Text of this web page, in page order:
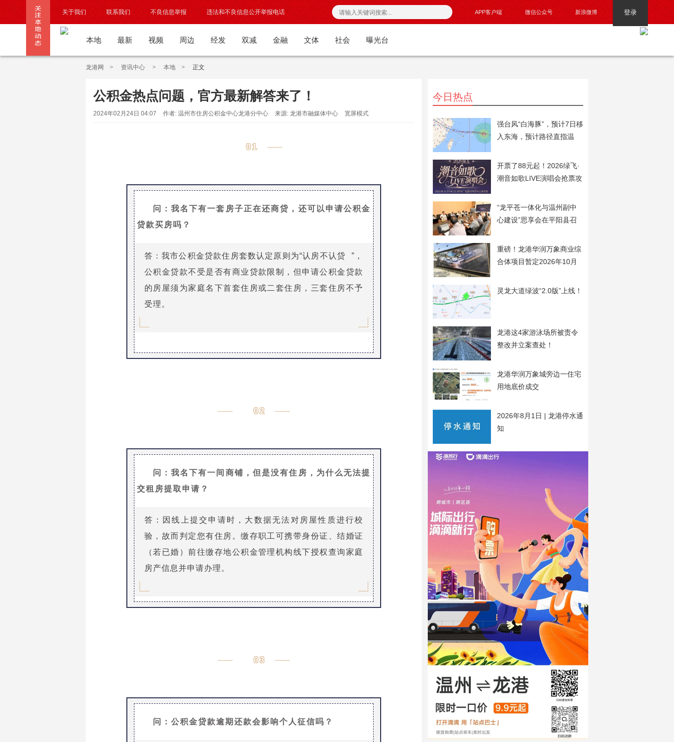
关于我们 联系我们 不良信息举报 违法和不良信息公开举报电话 APP客户端 微信公众号 新浪微博 登录
本地 最新 视频 周边 经发 双减 金融 文体 社会 曝光台
龙港网 > 资讯中心 > 本地 > 正文
公积金热点问题，官方最新解答来了！
2024年02月24日 04:07 作者: 温州市住房公积金中心龙港分中心 来源: 龙港市融媒体中心 宽屏模式
01
问：我名下有一套房子正在还商贷，还可以申请公积金
贷款买房吗？
答：我市公积金贷款住房套数认定原则为“认房不认贷
”，
公积金贷款不受是否有商业贷款限制，但申请公积金贷款
的房屋须为家庭名下首套住房或二套住房，三套住房不予
受理。
02
问：我名下有一间商铺，但是没有住房，为什么无法提
交租房提取申请？
答：因线上提交申请时，大数据无法对房屋性质进行校
验，故而判定您有住房。缴存职工可携带身份证、结婚证
（若已婚）前往缴存地公积金管理机构线下授权查询家庭
房产信息并申请办理。
03
问：公积金贷款逾期还款会影响个人征信吗？
今日热点
强台风“白海豚”，预计7日移
入东海，预计路径直指温
开票了88元起！2026绿飞·
潮音如歌LIVE演唱会抢票攻
“龙平苍一体化与温州副中
心建设”思享会在平阳县召
重磅！龙港华润万象商业综
合体项目暂定2026年10月
灵龙大道绿波“2.0版”上线！
龙港这4家游泳场所被责令
整改并立案查处！
龙港华润万象城旁边一住宅
用地底价成交
2026年8月1日 | 龙港停水通
知